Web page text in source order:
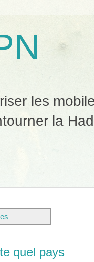
les
la
quel pays